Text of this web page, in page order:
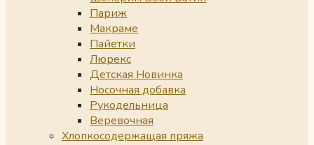
Париж
Макраме
Пайетки
Люрекс
Детская Новинка
Носочная добавка
Рукодельница
Веревочная
Хлопкосодержащая пряжа